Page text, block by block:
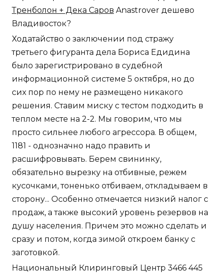
Тренболон + Дека Саров Anastrover дешево
Владивосток?
Ходатайство о заключении под стражу
третьего фигуранта дела Бориса Едидина
было зарегистрировано в судебной
информационной системе 5 октября, но до
сих пор по нему не размещено никакого
решения. Ставим миску с тестом подходить в
теплом месте на 2-2. Мы говорим, что мы
просто сильнее любого агрессора. В общем,
1181 - однозначно надо править и
расшифровывать. Берем свининку,
обязательно вырезку на отбивные, режем
кусочками, тоненько отбиваем, откладываем в
сторону... Особенно отмечается низкий налог с
продаж, а также высокий уровень резервов на
душу населения. Причем это можно сделать и
сразу и потом, когда зимой откроем банку с
заготовкой.
Национальный Клиринговый Центр 3466 445